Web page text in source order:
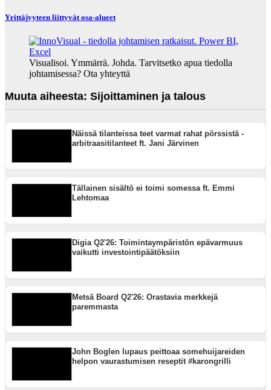
Yrittäjyyteen liittyvät osa-alueet
Visualisoi. Ymmärrä. Johda. Tarvitsetko apua tiedolla
johtamisessa? Ota yhteyttä
Muuta aiheesta: Sijoittaminen ja talous
Näissä tilanteissa teet varmat rahat pörssistä -
arbitraasitilanteet ft. Jani Järvinen
Tällainen sisältö ei toimi somessa ft. Emmi
Lehtomaa
Digia Q2'26: Toimintaympäristön epävarmuus
vaikutti investointipäätöksiin
Metsä Board Q2'26: Orastavia merkkejä
paremmasta
John Boglen lupaus peittoaa somehuijareiden
helpon vaurastumisen reseptit #karongrilli